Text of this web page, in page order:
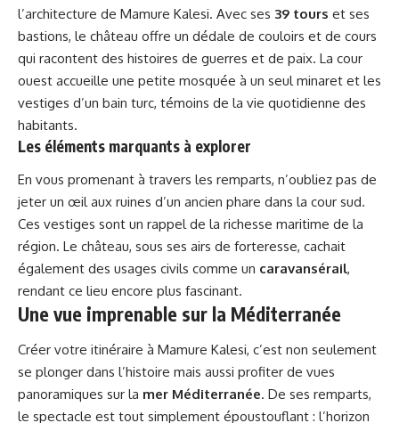
l’architecture de Mamure Kalesi. Avec ses 39 tours et ses
bastions, le château offre un dédale de couloirs et de cours
qui racontent des histoires de guerres et de paix. La cour
ouest accueille une petite mosquée à un seul minaret et les
vestiges d’un bain turc, témoins de la vie quotidienne des
habitants.
Les éléments marquants à explorer
En vous promenant à travers les remparts, n’oubliez pas de
jeter un œil aux ruines d’un ancien phare dans la cour sud.
Ces vestiges sont un rappel de la richesse maritime de la
région. Le château, sous ses airs de forteresse, cachait
également des usages civils comme un caravansérail,
rendant ce lieu encore plus fascinant.
Une vue imprenable sur la Méditerranée
Créer votre itinéraire à Mamure Kalesi, c’est non seulement
se plonger dans l’histoire mais aussi profiter de vues
panoramiques sur la mer Méditerranée. De ses remparts,
le spectacle est tout simplement époustouflant : l’horizon